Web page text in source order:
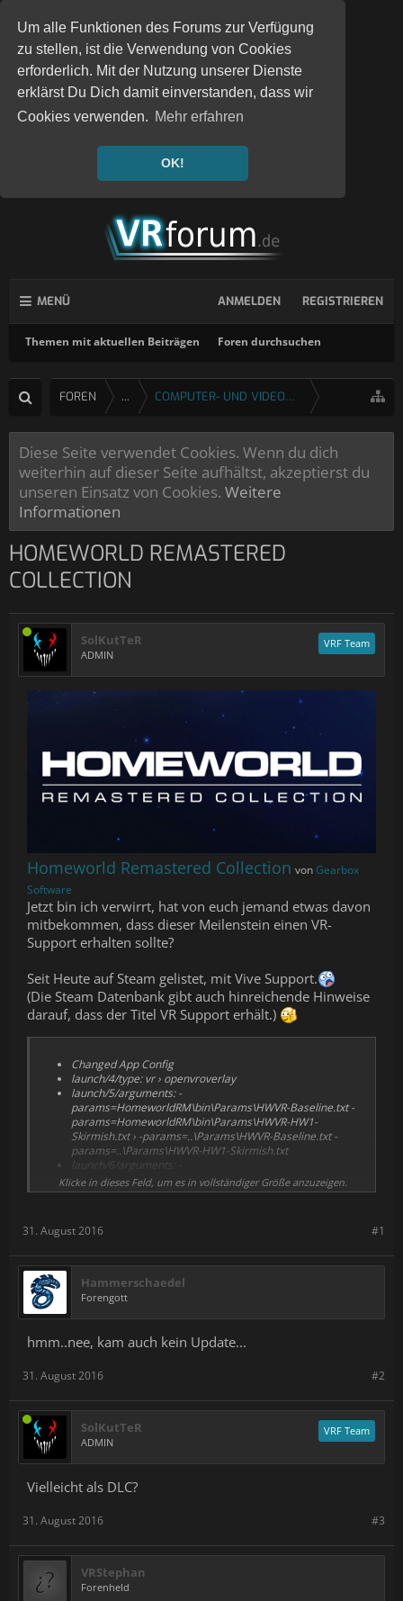
Um alle Funktionen des Forums zur Verfügung
zu stellen, ist die Verwendung von Cookies
erforderlich. Mit der Nutzung unserer Dienste
erklärst Du Dich damit einverstanden, dass wir
Cookies verwenden. Mehr erfahren
OK!
MENÜ
Themen mit aktuellen Beiträgen Foren durchsuchen
ANMELDEN REGISTRIEREN
FOREN ... COMPUTER- UND VIDEOSPIELE
Diese Seite verwendet Cookies. Wenn du dich
weiterhin auf dieser Seite aufhältst, akzeptierst du
unseren Einsatz von Cookies. Weitere
Informationen
HOMEWORLD REMASTERED
COLLECTION
SolKutTeR
ADMIN
VRF Team
Homeworld Remastered Collection von Gearbox
Software
Jetzt bin ich verwirrt, hat von euch jemand etwas davon
mitbekommen, dass dieser Meilenstein einen VR-
Support erhalten sollte?
Seit Heute auf Steam gelistet, mit Vive Support.
(Die Steam Datenbank gibt auch hinreichende Hinweise
darauf, dass der Titel VR Support erhält.)
ChangedApp Config
launch/4/type:vr › openvroverlay
launch/5/arguments:-
params=HomeworldRM\bin\Params\HWVR-Baseline.txt -
params=HomeworldRM\bin\Params\HWVR-HW1-
Skirmish.txt › -params=..\Params\HWVR-Baseline.txt -
params=..\Params\HWVR-HW1-Skirmish.txt
launch/6/arguments:
params=HomeworldRM\bin\Params\HWVR-Baseline.txt -
params=Hoarams\HWVR-Baseline.txt -params=-
-params=HWVR-Baseline.txt -params=HWVR-HW2-
Addedopenvroverlaysupport–1
Changedchangenumber
Klicke in dieses Feld, um es in vollständiger Größe anzuzeigen.
#1
31. August 2016
Hammerschaedel
Forengott
hmm..nee, kam auch kein Update...
#2
31. August 2016
SolKutTeR
ADMIN
VRF Team
Vielleicht als DLC?
#3
31. August 2016
VRStephan
Forenheld